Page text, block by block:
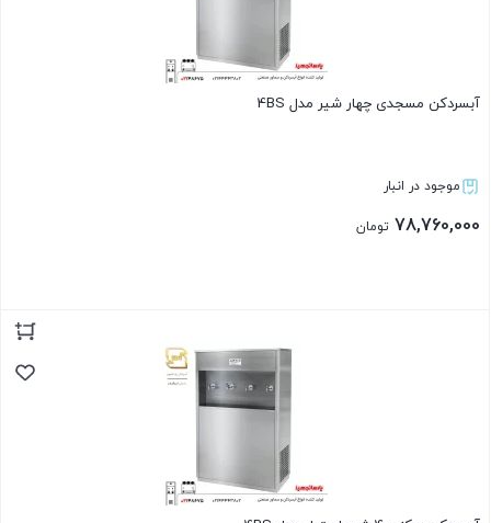
آبسردکن مسجدی چهار شیر مدل 4BS
موجود در انبار
78,760,000 تومان